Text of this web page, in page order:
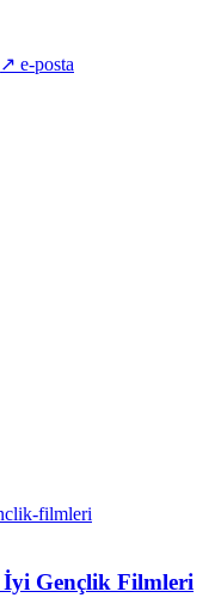
↗ e-posta
İyi Gençlik Filmleri